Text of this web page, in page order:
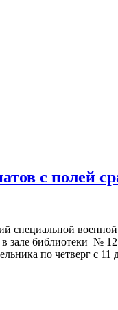
с полей
специальной
в зале библиотеки №
по четверг с 11